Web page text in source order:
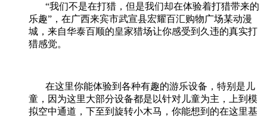
“我们不是在打猎，但是我们却在体验着打猎带来的
乐趣”，在广西来宾市武宣县宏耀百汇购物广场某动漫
城，来自华泰百顺的皇家猎场让你感受到久违的真实打
猎感觉。
在这里你能体验到各种有趣的游乐设备，特别是儿
童，因为这里大部分设备都是以针对儿童为主，上到模
拟空中通道，下至到旋转小木马，你能想到的在这里基